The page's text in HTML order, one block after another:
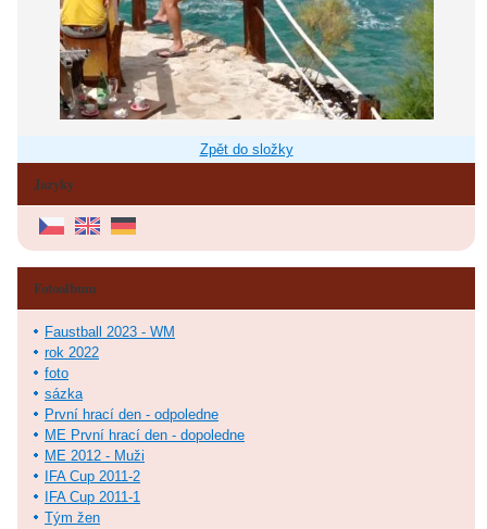
Zpět do složky
Jazyky
Fotoalbum
Faustball 2023 - WM
rok 2022
foto
sázka
První hrací den - odpoledne
ME První hrací den - dopoledne
ME 2012 - Muži
IFA Cup 2011-2
IFA Cup 2011-1
Tým žen